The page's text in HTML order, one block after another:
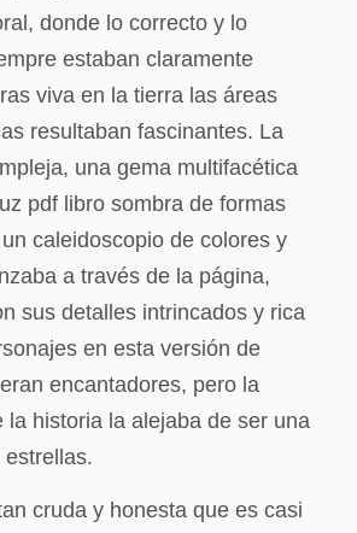
donde lo correcto y lo
estaban claramente
viva en la tierra las áreas
resultaban fascinantes. La
una gema multifacética
pdf libro sombra de formas
caleidoscopio de colores y
a través de la página,
sus detalles intrincados y rica
en esta versión de
encantadores, pero la
la historia la alejaba de ser una
cruda y honesta que es casi